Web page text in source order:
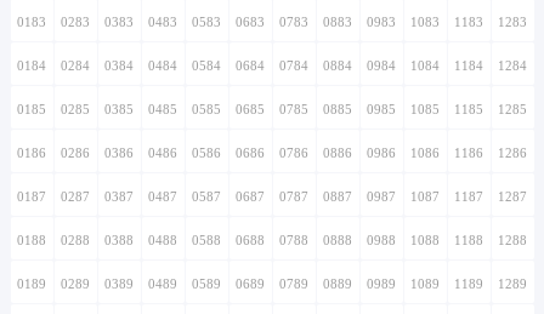
0183 0283 0383 0483 0583 0683 0783 0883 0983 1083 1183 1283
0184 0284 0384 0484 0584 0684 0784 0884 0984 1084 1184 1284
0185 0285 0385 0485 0585 0685 0785 0885 0985 1085 1185 1285
0186 0286 0386 0486 0586 0686 0786 0886 0986 1086 1186 1286
0187 0287 0387 0487 0587 0687 0787 0887 0987 1087 1187 1287
0188 0288 0388 0488 0588 0688 0788 0888 0988 1088 1188 1288
0189 0289 0389 0489 0589 0689 0789 0889 0989 1089 1189 1289